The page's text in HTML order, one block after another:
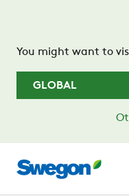
You might want to
GLOBAL